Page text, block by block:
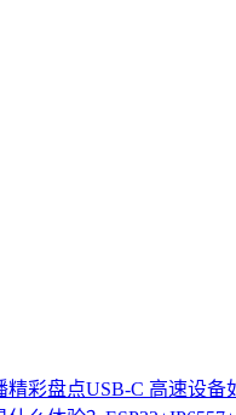
精彩盘点USB-C 高速设备